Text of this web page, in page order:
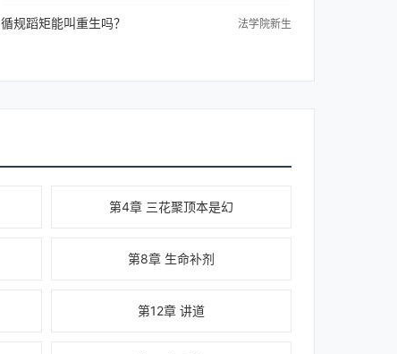
循规蹈矩能叫重生吗？ 法学院新生
第4章 三花聚顶本是幻
第8章 生命补剂
第12章 讲道